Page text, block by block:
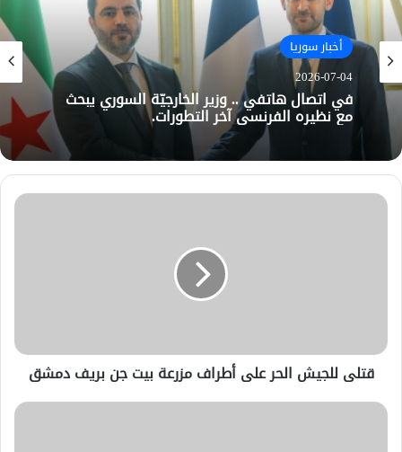
أخبار سوريا
2026-07-04
في اتصال هاتفي .. وزير الخارجيّة السوري يبحث
مع نظيره الفرنسي آخر التطورات.
قتلى للجيش الحر على أطراف مزرعة بيت جن بريف دمشق